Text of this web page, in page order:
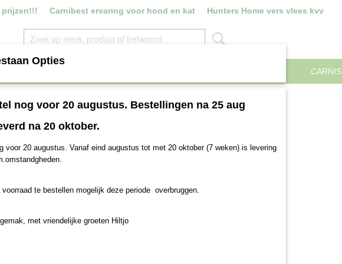
prijzen!!! Carnibest ervaring voor hond en kat Hunters Home vers vlees kvv
HOUDBARE WORST CARNIS
plaatsen op mijn gastenboek
betrouwbaarheid van mijn webshop te verbeteren.
Opties
nog voor 20 augustus. Bestellingen na 25 aug
na 20 oktober.
voor 20 augustus. Vanaf eind augustus tot met 20 oktober (7 weken) is levering
te bestellen mogelijk deze periode overbruggen.
met vriendelijke groeten Hiltjo